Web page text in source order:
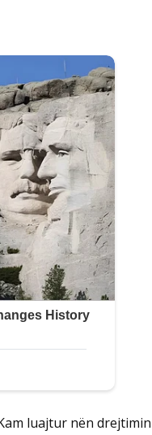
luajtur nën